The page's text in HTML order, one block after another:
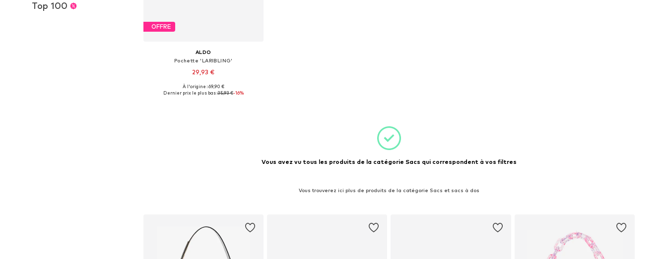
Top 100
OFFRE
ALDO
Pochette 'LARIBLING'
29,93 €
Tailles disponibles: One Size
À l'origine : 69,90 €
Dernier prix le plus bas :35,93 €-16%
Vous avez vu tous les produits de la catégorie Sacs qui correspondent à vos filtres
Vous trouverez ici plus de produits de la catégorie Sacs et sacs à dos